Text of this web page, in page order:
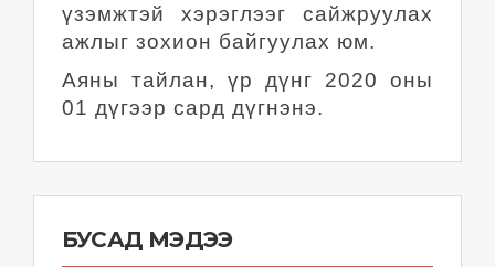
үзэмжтэй хэрэглээг сайжруулах
ажлыг зохион байгуулах юм.
Аяны тайлан, үр дүнг 2020 оны
01 дүгээр сард дүгнэнэ.
БУСАД МЭДЭЭ